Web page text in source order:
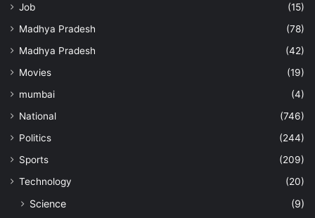
Job
(15)
Madhya Pradesh
(78)
Madhya Pradesh
(42)
Movies
(19)
mumbai
(4)
National
(746)
Politics
(244)
Sports
(209)
Technology
(20)
Science (9)